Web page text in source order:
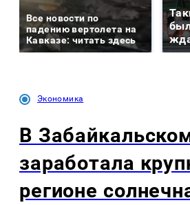
Все новости по
падению вертолета на
Кавказе: читать здесь
Экономика
В
заработала
регионе